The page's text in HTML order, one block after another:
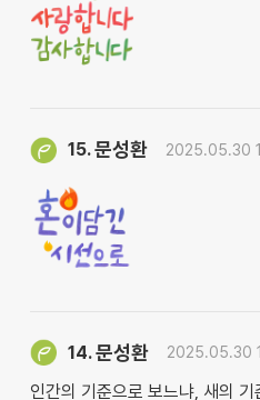
15.문성환 2025.05.30
14.문성환 2025.05.30
인간의 기준으로 보느냐, 새의